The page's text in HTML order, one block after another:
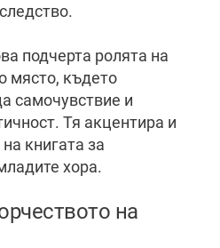
подчерта ролята на
място, където
самочувствие и
Тя акцентира и
книгата за
хора.
на